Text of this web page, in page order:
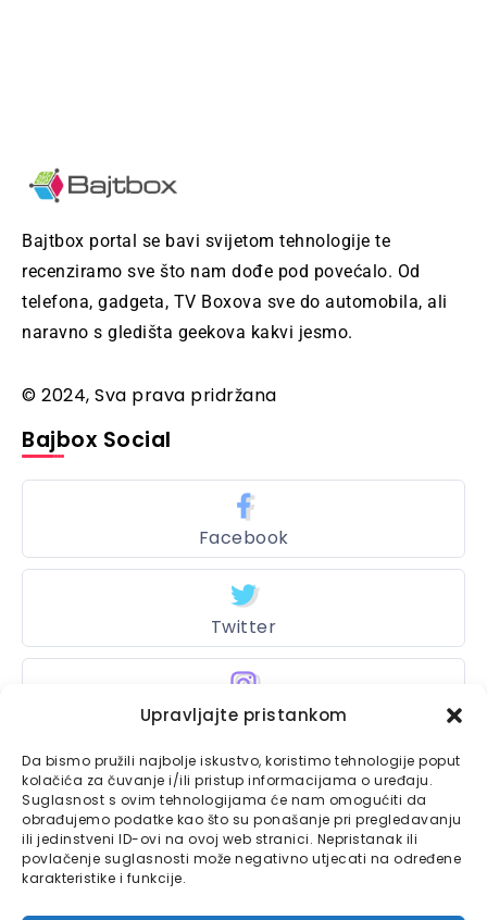
Upravljajte pristankom
Da bismo pružili najbolje iskustvo, koristimo tehnologije poput
kolačića za čuvanje i/ili pristup informacijama o uređaju.
Suglasnost s ovim tehnologijama će nam omogućiti da
obrađujemo podatke kao što su ponašanje pri pregledavanju
ili jedinstveni ID-ovi na ovoj web stranici. Nepristanak ili
povlačenje suglasnosti može negativno utjecati na određene
karakteristike i funkcije.
Bajtbox portal se bavi svijetom tehnologije te
recenziramo sve što nam dođe pod povećalo. Od
telefona, gadgeta, TV Boxova sve do automobila, ali
naravno s gledišta geekova kakvi jesmo.
© 2024, Sva prava pridržana
Bajbox Social
Facebook
Twitter
Instagram
Bajtbox
Linkovi
Bajtbox koristi